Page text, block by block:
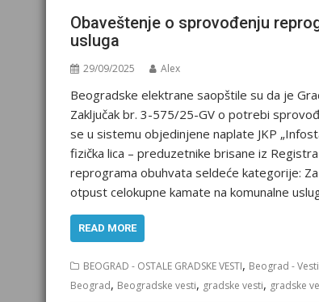
Obaveštenje o sprovođenju
usluga
29/09/2025 Alex
Beogradske elektrane saopštile su da je
Zaključak br. 3-575/25-GV o potrebi
se u sistemu objedinjene naplate JKP
fizička lica – preduzetnike brisane iz
reprograma obuhvata seldeće kategorije:
otpust celokupne kamate na komunalne
READ MORE
BEOGRAD - OSTALE GRADSKE VESTI, Beograd -
Beograd, Beogradske vesti, gradske vesti, gradske